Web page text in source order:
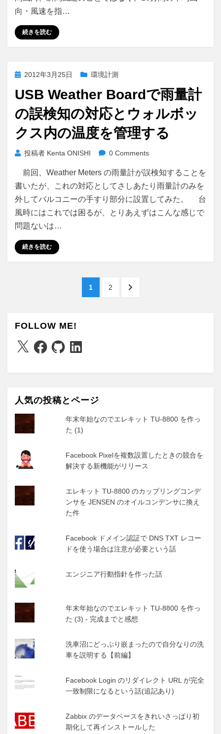
向・風速を指…
続きを読む
投
日:
2012年3月25日 環境計測
USB Weather Boardで雨量計
の誤検知の対応とウォルボッ
クス内の温度を管理する
投稿者 Kenta ONISHI 0 Comments
前回、Weather Meters の雨量計が誤検知することを
書いたが、これの対応としてさしあたり雨量計のみを
外してバルコニーの手すり部分に設置してみた。 台
風時にはこれでは困るが、とりあえずはこんな感じで
問題ないは…
続きを読む
ペ
ー
り
ペ
ー
1
ペ
2
次
FOLLOW ME!
X Facebook
GitHubLinkedIn
人気の投稿とページ
年末年始なのでエレキット TU-8800 を作っ
た (1)
Facebook Pixelを複数設置したときの競合を
解決する新機能がリリース
エレキット TU-8800 のカップリングコンデ
ンサを JENSEN のオイルコンデンサに換え
た件
Facebook ドメイン認証で DNS TXT レコー
ドを使う場合は注意が必要という話
エンジニア行動指針を作った話
年末年始なのでエレキット TU-8800 を作っ
た (3) - 完成までと感想
洗車沼にどっぷり嵌まったので自分なりの洗
車を説明する【前編】
Facebook Login のリダイレクト URL が完全
一致制限になるという話(追記あり)
Zabbix のデータベースをきれいさっぱり初
期化して再インストールした